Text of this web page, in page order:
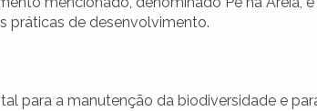
práticas de desenvolvimento.
para a manutenção da biodiversidade e